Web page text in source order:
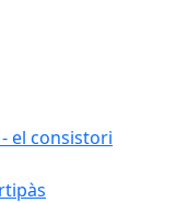
el consistori